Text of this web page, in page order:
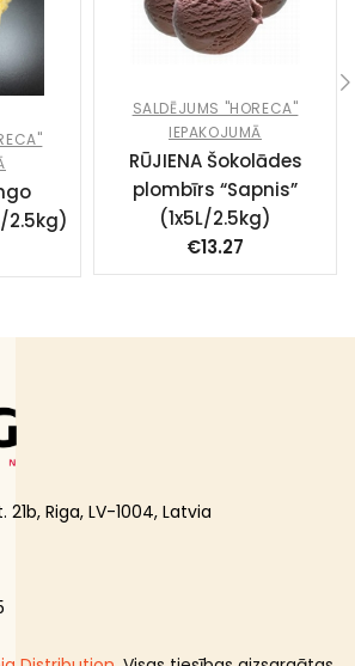
2.5kg)
SALDĒJUMS "HORECA"
IEPAKOJUMĀ
RŪJIENA Šokolādes
plombīrs “Sapnis”
(1x5L/2.5kg)
€13.27
Riga, LV-1004, Latvia